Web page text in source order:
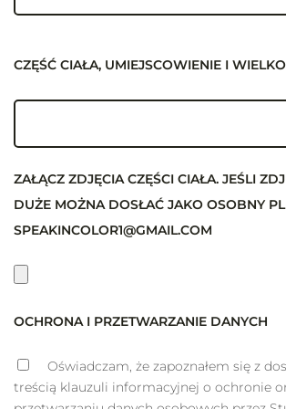
CZĘŚĆ CIAŁA, UMIEJSCOWIENIE I
ZAŁĄCZ ZDJĘCIA CZĘŚCI CIAŁA. JEŚLI
DUŻE MOŻNA DOSŁAĆ JAKO OSOBNY
SPEAKINCOLOR1@GMAIL.COM
OCHRONA I PRZETWARZANIE DANYCH
Oświadczam, że zapoznałem się z
treścią klauzuli informacyjnej o ochronie